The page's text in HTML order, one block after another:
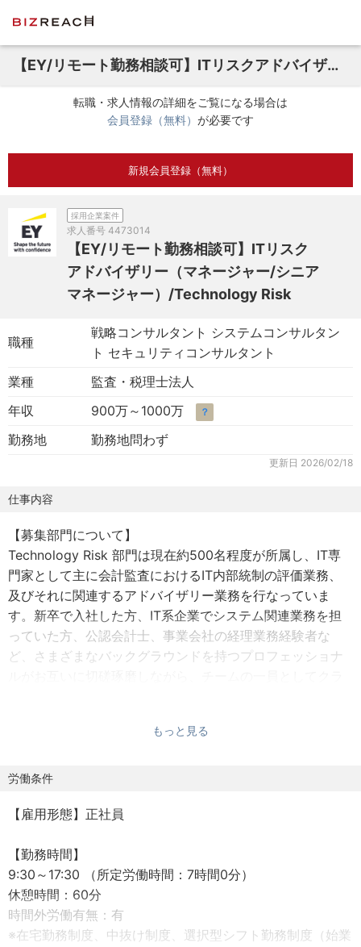
【EY/リモート勤務相談可】ITリスクアドバイザリー（マネージャー/シニアマネージャー）/Technology Risk
転職・求人情報の詳細をご覧になる場合は
会員登録（無料） が必要です
新規会員登録（無料）
採用企業案件
求人番号 4473014
【EY/リモート勤務相談可】ITリスク
アドバイザリー（マネージャー/シニア
マネージャー）/Technology Risk
職種
戦略コンサルタント システムコンサルタン
ト セキュリティコンサルタント
業種
監査・税理士法人
年収
900万～1000万 ？
勤務地 勤務地問わず
更新日 2026/02/18
仕事内容
【募集部門について】
Technology Risk 部門は現在約500名程度が所属し、IT専
門家として主に会計監査におけるIT内部統制の評価業務、
及びそれに関連するアドバイザリー業務を行なっていま
す。新卒で入社した方、IT系企業でシステム関連業務を担
っていた方、公認会計士、事業会社の経理業務経験者な
ど、さまざまなバックグラウンドを持つプロフェッショナ
をもとに、IT/テクノロジーのリスクに関する様々なサービ
監査法人としての強みを活かして、クライアントの課題に
また、監査業務で得た経験をアドバイザリー業務に、アド
バイザリー業務で得た経験を監査業務に影響させることが
でき、両者を切り分けせずに実行できるという点にやりが
いを感じていただけます。
また、自身の専門領域を尖らせていくことも可能であり、
もっと見る
労働条件
【雇用形態】正社員
【勤務時間】
9:30～17:30 （所定労働時間：7時間0分）
休憩時間：60分
時間外労働有無：有
※在宅勤務制度、中抜け制度、選択型シフト勤務制度（始業